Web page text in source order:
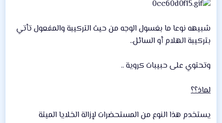
شبيهه نوعا ما بغسول الوجه من حيث التركيبة والمفعول تأتي
بتركيبة الهلام أو السائل..
وتحتوي على حبيبات كروية ..
لماذ؟؟
يستخدم هذا النوع من المستحضرات لإزالة الخلايا الميتة